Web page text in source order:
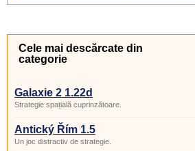
Cele mai descărcate din
categorie
Galaxie 2 1.22d
Strategie spațială cuprinzătoare.
Antický Řím 1.5
Un joc distractiv de strategie.